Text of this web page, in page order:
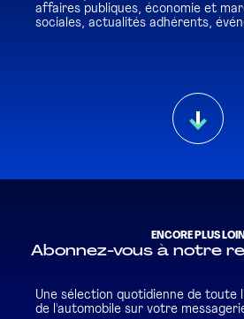
affaires publiques, économie et
sociales, actualités adhérents,
ENCORE PLUS LOIN
Abonnez-vous à notre
Une sélection quotidienne de toute
de l'automobile sur votre